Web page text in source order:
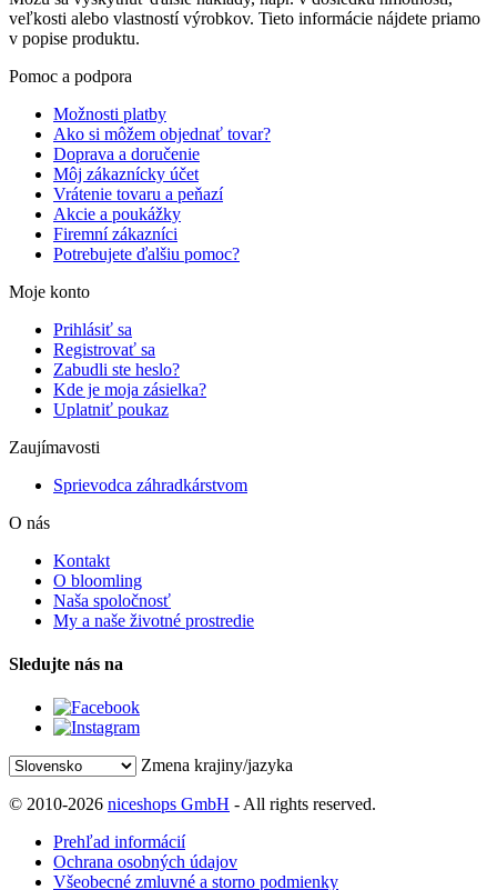
veľkosti alebo vlastností výrobkov. Tieto informácie nájdete priamo
v popise produktu.
Pomoc a podpora
Možnosti platby
Ako si môžem objednať tovar?
Doprava a doručenie
Môj zákaznícky účet
Vrátenie tovaru a peňazí
Akcie a poukážky
Firemní zákazníci
Potrebujete ďalšiu pomoc?
Moje konto
Prihlásiť sa
Registrovať sa
Zabudli ste heslo?
Kde je moja zásielka?
Uplatniť poukaz
Zaujímavosti
Sprievodca záhradkárstvom
O nás
Kontakt
O bloomling
Naša spoločnosť
My a naše životné prostredie
Sledujte nás na
Zmena krajiny/jazyka
© 2010-2026 niceshops GmbH - All rights reserved.
Prehľad informácií
Ochrana osobných údajov
Všeobecné zmluvné a storno podmienky